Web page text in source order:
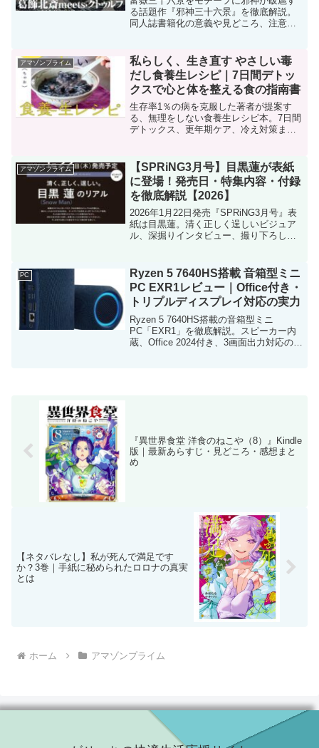
る話題作『邪神三十六景』を徹底解説。
同人誌書籍化の意義や見どころ、注意点
アマゾンプライム
私らしく、生き直す やさしい毒
だし食養生レシピ｜7日間デトッ
クスで心と体を整える食の指南書
生存率1％の病を克服した著者が提案す
る、無理をしない食養生レシピ本。7日間
デトックス、更年期ケア、冷え対策まで
アマゾンプライム
【SPRiNG3月号】目黒蓮が表紙
に登場！発売日・特集内容・付録
を徹底解説【2026】
2026年1月22日発売『SPRiNG3月号』表
紙は目黒蓮。清く正しく逞しいビジュア
ル、深掘りインタビュー、撮り下ろしグ
PC
Ryzen 5 7640HS搭載 音箱型ミニ
PC EXR1レビュー｜Office付き・
トリプルディスプレイ対応の実力
Ryzen 5 7640HS搭載の音箱型ミニ
PC「EXR1」を徹底解説。スピーカー内
蔵、Office 2024付き、3画面出力対応の実
『異世界食堂 洋食のねこや（8）』Kindle
版｜最新あらすじ・見どころ・感想まと
め
【ネタバレなし】私が死んで満足です
か？3巻｜手紙に秘められたロロナの真実
とは
ホーム アマゾンプライム